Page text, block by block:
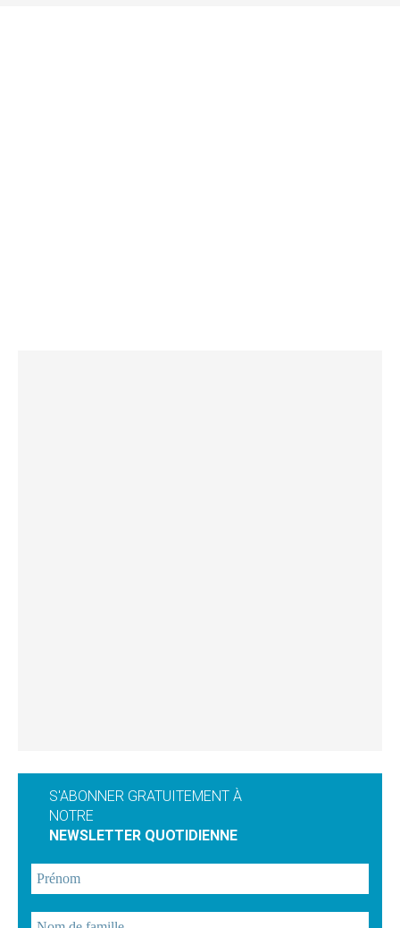
S'ABONNER GRATUITEMENT À
NOTRE
NEWSLETTER QUOTIDIENNE